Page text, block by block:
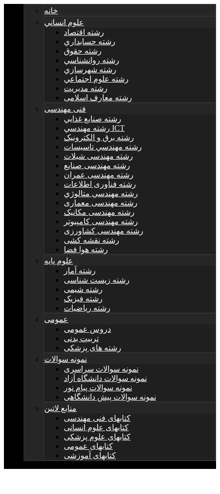
خانه
علوم انساني
رشته اقتصاد
رشته حسابداري
رشته حقوق
رشته روانشناسي
رشته شهرسازي
رشته علوم اجتماعي
رشته مديريت
رشته معارف اسلامی
فنی مهندسی
رشته صنايع غذايي
رشته مهندسي ICT
رشته برق و الکترونيک
رشته مهندسي تاسيسات
رشته مهندسی شیلات
رشته مهندسی صنایع
رشته مهندسی عمران
رشته فناوری اطلاعات
رشته مهندسي متالوژي
رشته مهندسی معماری
رشته مهندسی مکانیک
رشته مهندسی کامپیوتر
رشته مهندسی کشاورزی
رشته نقشه کشی
رشته هوا فضا
علوم پایه
رشته آمار
رشته زیست شناسی
رشته شیمی
رشته فیزیک
رشته ریاضیات
عمومی
دروس عمومی
تربیت بدنی
رشته های پزشکی
نمونه سوالات
نمونه سوالات سراسری
نمونه سوالات دانشگاه آزاد
نمونه سوالات پیام نور
نمونه سوالات پیش دانشگاهی
منابع لاتین
کتابهای فنی مهندسی
کتابهای علوم انسانی
کتابهای علوم پزشکی
کتابهای عمومی
کتابهای آموزشی